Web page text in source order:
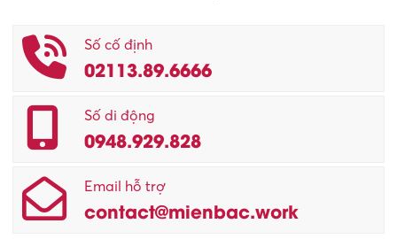
Số cố định
02113.89.6666
Số di động
0948.929.828
Email hỗ trợ
contact@mienbac.work